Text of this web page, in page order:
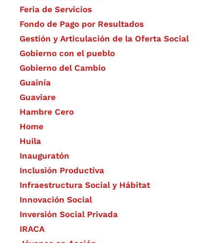
Feria de Servicios
Fondo de Pago por Resultados
Gestión y Articulación de la Oferta Social
Gobierno con el pueblo
Gobierno del Cambio
Guainía
Guaviare
Hambre Cero
Home
Huila
Inauguratón
Inclusión Productiva
Infraestructura Social y Hábitat
​Innovación Social
Inversión Social Privada
IRACA